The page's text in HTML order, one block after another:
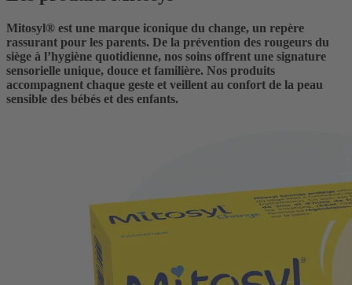
Mitosyl® est une marque iconique du change, un repère
rassurant pour les parents. De la prévention des rougeurs du
siège à l’hygiène quotidienne, nos soins offrent une signature
sensorielle unique, douce et familière. Nos produits
accompagnent chaque geste et veillent au confort de la peau
sensible des bébés et des enfants.